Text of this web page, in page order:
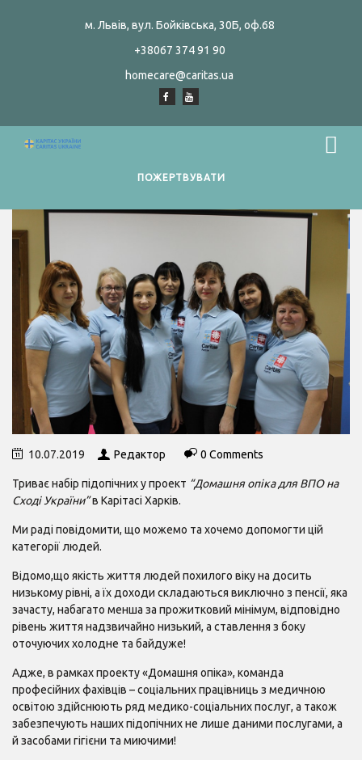
м. Львів, вул. Бойківська, 30Б, оф.68
+38067 374 91 90
homecare@caritas.ua
ПОЖЕРТВУВАТИ
10.07.2019 Редактор 0 Comments
Триває набір підопічних у проект “Домашня опіка для ВПО на
Сході України”в Карітасі Харків.
Ми раді повідомити, що можемо та хочемо допомогти цій
категорії людей.
Відомо,що якість життя людей похилого віку на досить
низькому рівні, а їх доходи складаються виключно з пенсії, яка
зачасту, набагато менша за прожитковий мінімум, відповідно
рівень життя надзвичайно низький, а ставлення з боку
оточуючих холодне та байдуже!
Адже, в рамках проекту «Домашня опіка», команда
професійних фахівців – соціальних працівниць з медичною
освітою здійснюють ряд медико-соціальних послуг, а також
забезпечують наших підопічних не лише даними послугами, а
й засобами гігієни та миючими!